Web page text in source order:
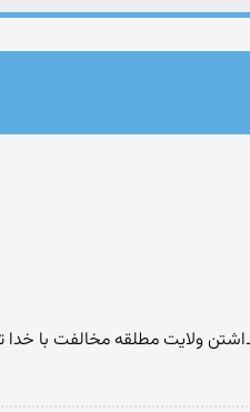
ولایت مطلقه مخالفت با خدا